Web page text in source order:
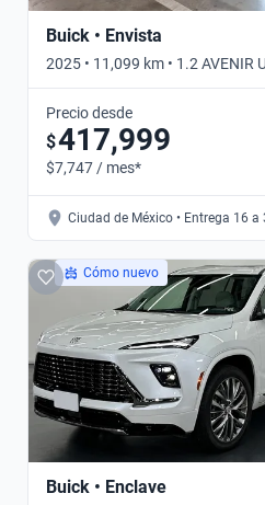
Buick • Envista
2025 • 11,099 km • 1.2 AVENIR
Automático
Precio desde
$417,999
$7,747 / mes*
Ciudad de México • Entrega 16 a
Cómo nuevo
Buick • Enclave